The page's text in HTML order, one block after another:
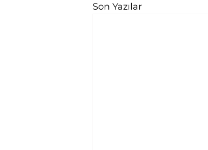
Son Yazılar